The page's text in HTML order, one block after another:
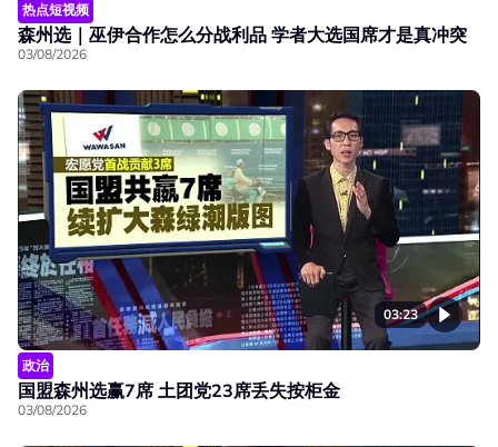
热点短视频
森州选｜巫伊合作怎么分战利品 学者大选国席才是真冲突
03/08/2026
03:23
政治
国盟森州选赢7席 土团党23席丢失按柜金
03/08/2026